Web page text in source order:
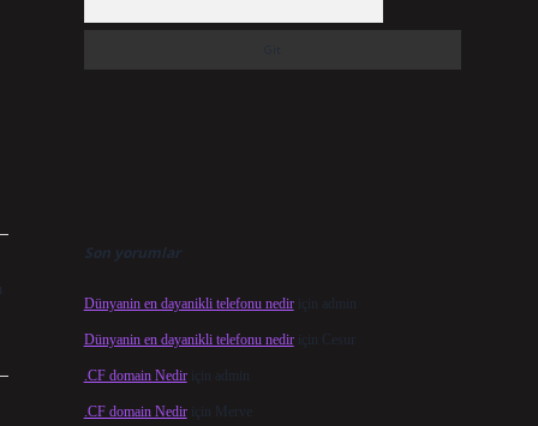
Son yorumlar
Dünyanin en dayanikli telefonu nediriçin admin
Dünyanin en dayanikli telefonu nediriçin Cesur
.CF domain Nediriçin admin
.CF domain Nediriçin Merve